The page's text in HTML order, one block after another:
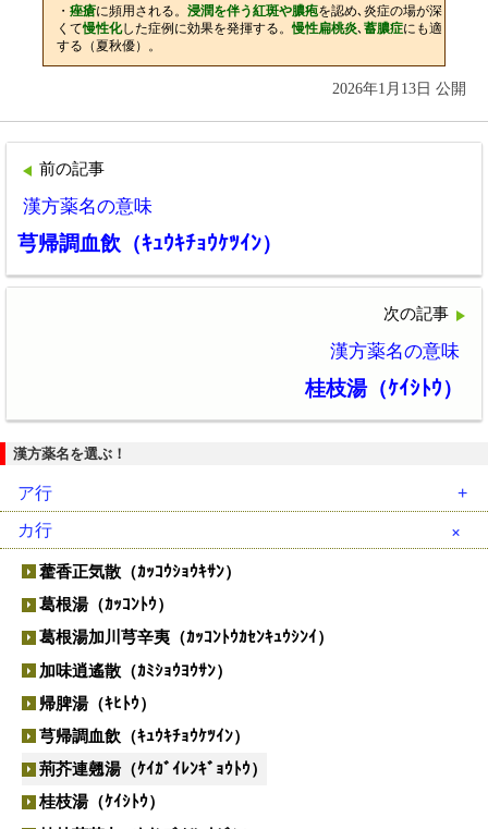
・痤瘡に頻用される。浸潤を伴う紅斑や膿疱を認め､炎症の場が深
くて慢性化した症例に効果を発揮する。慢性扁桃炎､蓄膿症にも適
する（夏秋優）。
2026年1月13日 公開
前の記事
漢方薬名の意味
芎帰調血飲（ｷｭｳｷﾁｮｳｹﾂｲﾝ）
次の記事
漢方薬名の意味
桂枝湯（ｹｲｼﾄｳ）
漢方薬名を選ぶ！
ア行
安中散（ｱﾝﾁｭｳｻﾝ）
胃苓湯（ｲﾚｲﾄｳ）
茵蔯蒿湯（ｲﾝﾁﾝｺｳﾄｳ）
温経湯（ｳﾝｹｲﾄｳ）
温清飲（ｳﾝｾｲｲﾝ）
越婢加朮湯（ｴｯﾋﾟｶｼﾞｭﾂﾄｳ）
黄連解毒湯（ｵｳﾚﾝｹﾞﾄﾞｸﾄｳ）
カ行
藿香正気散（ｶｯｺｳｼｮｳｷｻﾝ）
葛根湯（ｶｯｺﾝﾄｳ）
葛根湯加川芎辛夷（ｶｯｺﾝﾄｳｶｾﾝｷｭｳｼﾝｲ）
加味逍遙散（ｶﾐｼｮｳﾖｳｻﾝ）
帰脾湯（ｷﾋﾄｳ）
芎帰調血飲（ｷｭｳｷﾁｮｳｹﾂｲﾝ）
荊芥連翹湯（ｹｲｶﾞｲﾚﾝｷﾞｮｳﾄｳ）
桂枝湯（ｹｲｼﾄｳ）